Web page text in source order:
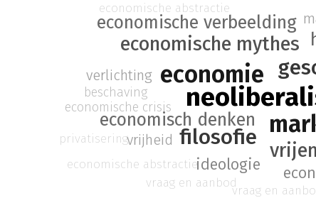
economie
filosofie
economische mythes
economische verbeelding
economisch denken
ideologie
vrijheid
economische crisis
beschaving
verlichting
vraag en
economische abstractie
vraag en aanbod
privatisering
economische abstractie